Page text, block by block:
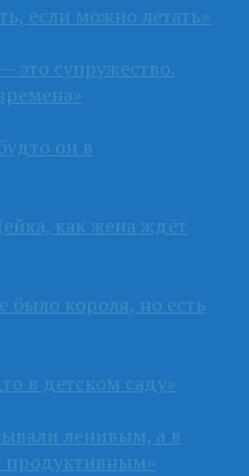
если можно летать»
это супружество.
он в
как жена ждёт
короля, но есть
в детском саду»
ленивым, а в
продуктивным»